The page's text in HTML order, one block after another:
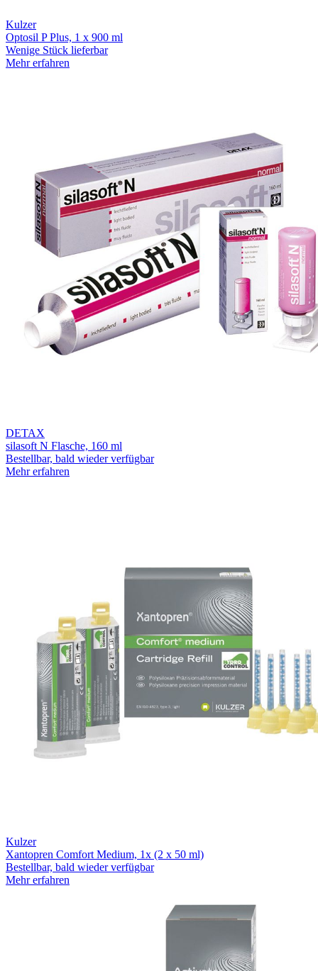
Kulzer
Optosil P Plus, 1 x 900 ml
Wenige Stück lieferbar
Mehr erfahren
DETAX
silasoft N Flasche, 160 ml
Bestellbar, bald wieder verfügbar
Mehr erfahren
Kulzer
Xantopren Comfort Medium, 1x (2 x 50 ml)
Bestellbar, bald wieder verfügbar
Mehr erfahren